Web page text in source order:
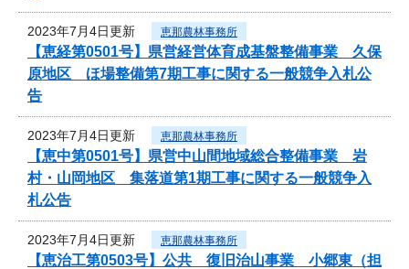
2023年7月4日更新 恵那農林事務所
【恵経第0501号】県営経営体育成基盤整備事業 久保
原地区 ほ場整備第7期工事に関する一般競争入札公
告
2023年7月4日更新 恵那農林事務所
【恵中第0501号】県営中山間地域総合整備事業 岩
村・山岡地区 集落道第1期工事に関する一般競争入
札公告
2023年7月4日更新 恵那農林事務所
【恵治工第0503号】公共 復旧治山事業 小郷東（担